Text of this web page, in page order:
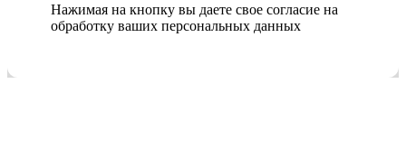
Нажимая на кнопку вы даете свое согласие на
обработку ваших персональных данных